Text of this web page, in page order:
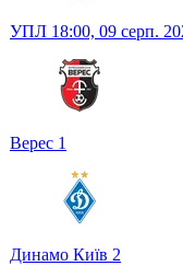
УПЛ 18:00, 09 серп.
Верес 1
Динамо Київ 2